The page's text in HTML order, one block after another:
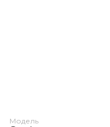
Модель